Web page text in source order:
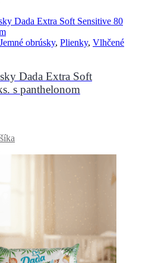
Jemné obrúsky, Plienky, Vlhčené
Dada Extra Soft
s panthelonom